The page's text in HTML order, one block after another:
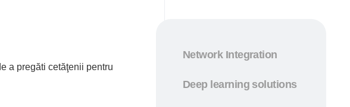
a pregăti cetăţenii pentru
Network Integration
Deep learning solutions